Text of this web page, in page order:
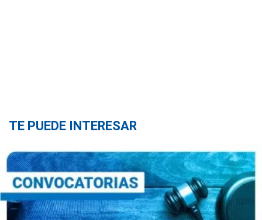
TE PUEDE INTERESAR